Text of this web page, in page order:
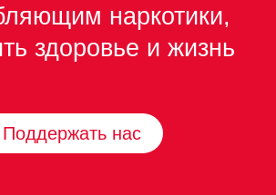
наркотики,
здоровье и жизнь
Поддержать нас